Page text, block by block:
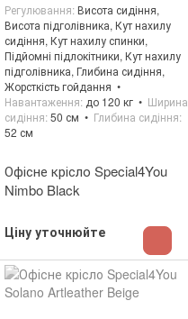
Офісне крісло Special4You
Nimbo Black
Ціну уточнюйте
Регулювання Висота сидіння,
Висота підголівника, Кут нахилу
сидіння, Кут нахилу спинки,
Підйомні підлокітники, Кут нахилу
підголівника, Глибина сидіння,
Жорсткість гойдання
Навантаження до 120 кг
Ширина
сидіння 50 см
Глибина сидіння
52 см